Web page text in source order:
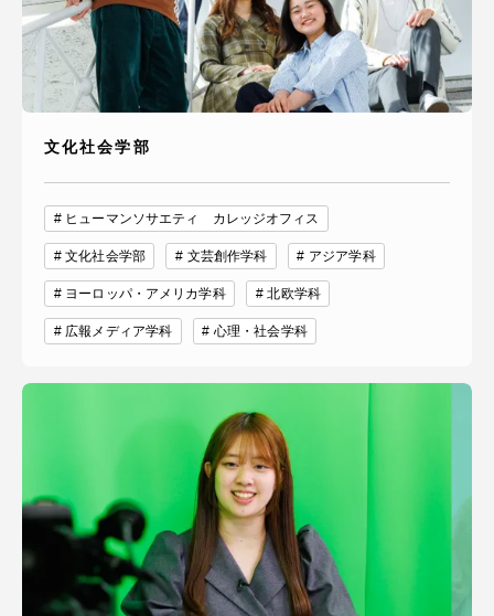
文化社会学部
ヒューマンソサエティ カレッジオフィス
文化社会学部 文芸創作学科 アジア学科
ヨーロッパ・アメリカ学科 北欧学科
広報メディア学科 心理・社会学科